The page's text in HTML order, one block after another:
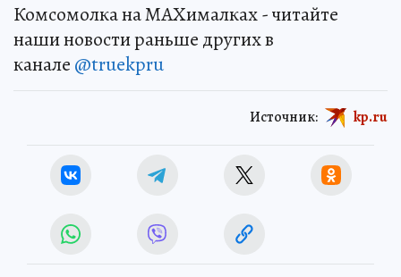
Комсомолка на MAXималках - читайте
наши новости раньше других в
канале @truekpru
Источник: kp.ru